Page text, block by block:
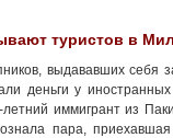
туристов в
выдававших себя
деньги у
иммигрант из
пара,